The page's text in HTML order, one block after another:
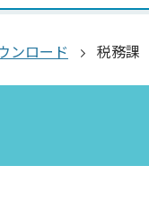
ンロード 税務課